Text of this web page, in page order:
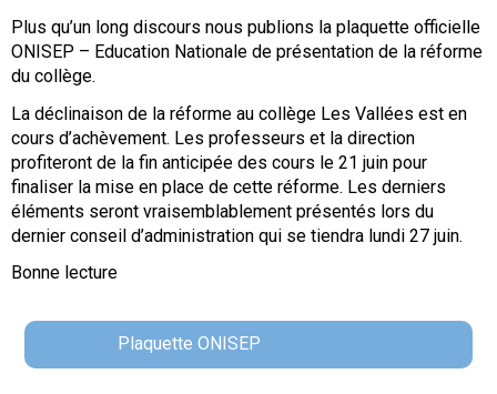
Plus qu’un long discours nous publions la plaquette officielle
ONISEP – Education Nationale de présentation de la réforme
du collège.
La déclinaison de la réforme au collège Les Vallées est en
cours d’achèvement. Les professeurs et la direction
profiteront de la fin anticipée des cours le 21 juin pour
finaliser la mise en place de cette réforme. Les derniers
éléments seront vraisemblablement présentés lors du
dernier conseil d’administration qui se tiendra lundi 27 juin.
Bonne lecture
Plaquette ONISEP